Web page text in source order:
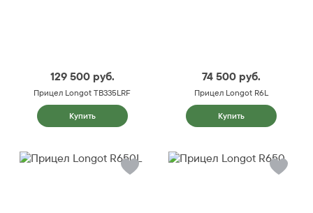
129 500 руб.
Прицел Longot TB335LRF
Купить
74 500 руб.
Прицел Longot R6L
Купить